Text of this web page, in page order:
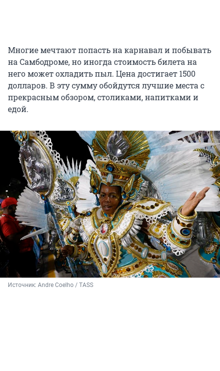
Многие мечтают попасть на карнавал и побывать
на Самбодроме, но иногда стоимость билета на
него может охладить пыл. Цена достигает 1500
долларов. В эту сумму обойдутся лучшие места с
прекрасным обзором, столиками, напитками и
едой.
Источник: Andre Coelho / TASS